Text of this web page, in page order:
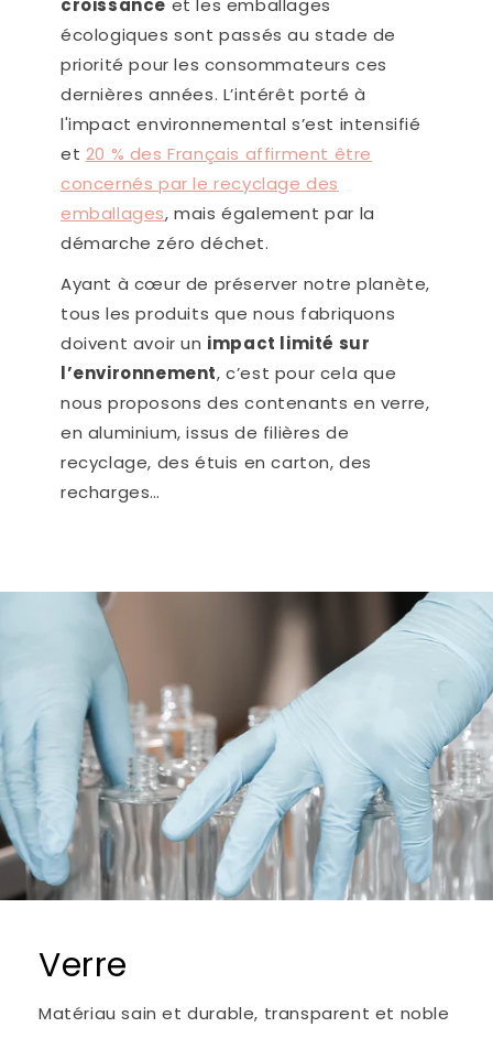
croissance et les emballages
écologiques sont passés au stade de
priorité pour les consommateurs ces
dernières années. L’intérêt porté à
l'impact environnemental s’est intensifié
et 20 % des Français affirment être
concernés par le recyclage des
emballages, mais également par la
démarche zéro déchet.
Ayant à cœur de préserver notre planète,
tous les produits que nous fabriquons
doivent avoir un impact limité sur
l’environnement, c’est pour cela que
nous proposons des contenants en verre,
en aluminium, issus de filières de
recyclage, des étuis en carton, des
recharges…
Verre
Matériau sain et durable, transparent et noble